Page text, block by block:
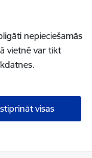
nepieciešamās
vietnē var tikt
visas